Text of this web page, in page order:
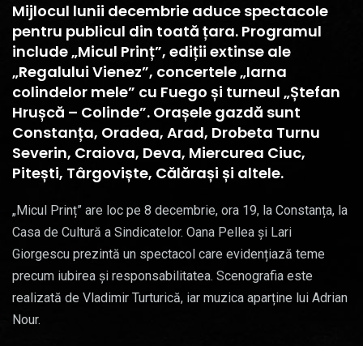
Mijlocul lunii decembrie aduce spectacole
pentru publicul din toată țara. Programul
include „Micul Prinț”, ediții extinse ale
„Regalului Vienez”, concertele „Iarna
colindelor mele” cu Fuego și turneul „Ștefan
Hrușcă – Colinde”. Orașele gazdă sunt
Constanța, Oradea, Arad, Drobeta Turnu
Severin, Craiova, Deva, Miercurea Ciuc,
Pitești, Târgoviște, Călărași și altele.
„Micul Prinț” are loc pe 8 decembrie, ora 19, la Constanța, la
Casa de Cultură a Sindicatelor. Oana Pellea și Lari
Giorgescu prezintă un spectacol care evidențiază teme
precum iubirea și responsabilitatea. Scenografia este
realizată de Vladimir Turturică, iar muzica aparține lui Adrian
Nour.